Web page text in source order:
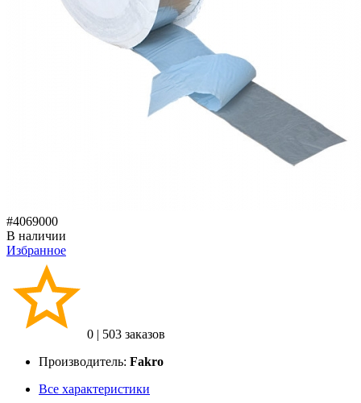
#4069000
В наличии
Избранное
0 | 503 заказов
Производитель: Fakro
Все характеристики